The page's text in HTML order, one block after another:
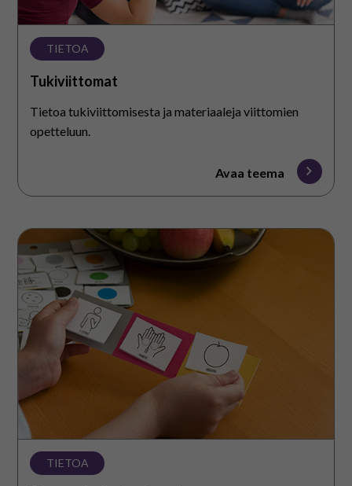
TIETOA
Tukiviittomat
Tietoa tukiviittomisesta ja materiaaleja viittomien
opetteluun.
Avaa teema
Kuvat,
piirtäminen
ja
esineet
TIETOA